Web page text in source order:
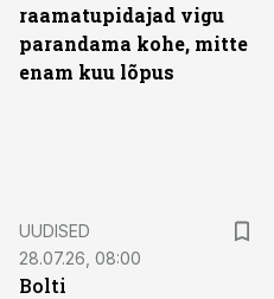
raamatupidajad vigu
parandama kohe, mitte
enam kuu lõpus
UUDISED
28.07.26, 08:00
Bolti